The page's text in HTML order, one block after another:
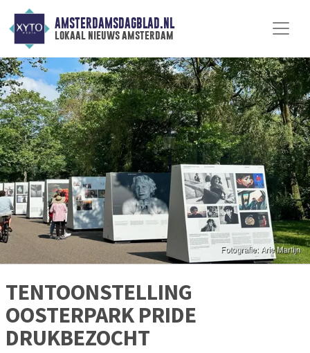
AMSTERDAMSDAGBLAD.NL
lokaal nieuws amsterdam
TENTOONSTELLING
OOSTERPARK PRIDE
DRUKBEZOCHT